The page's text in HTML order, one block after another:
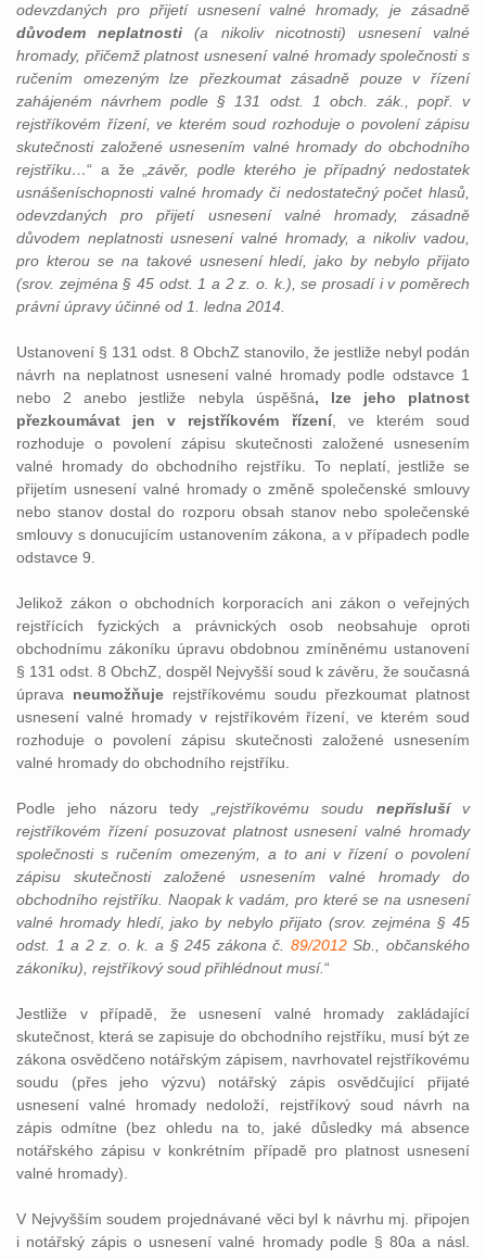
odevzdaných pro přijetí usnesení valné hromady, je zásadně
důvodem neplatnosti(a nikoliv nicotnosti) usnesení valné
hromady, přičemž platnost usnesení valné hromady společnosti s
ručením omezeným lze přezkoumat zásadně pouze v řízení
zahájeném návrhem podle § 131 odst. 1 obch. zák., popř. v
rejstříkovém řízení, ve kterém soud rozhoduje o povolení zápisu
skutečnosti založené usnesením valné hromady do obchodního
rejstříku…“ a že „závěr, podle kterého je případný nedostatek
usnášeníschopnosti valné hromady či nedostatečný počet hlasů,
odevzdaných pro přijetí usnesení valné hromady, zásadně
důvodem neplatnosti usnesení valné hromady, a nikoliv vadou,
pro kterou se na takové usnesení hledí, jako by nebylo přijato
(srov. zejména § 45 odst. 1 a 2 z. o. k.), se prosadí i v poměrech
právní úpravy účinné od 1. ledna 2014.
Ustanovení § 131 odst. 8 ObchZ stanovilo, že jestliže nebyl podán
návrh na neplatnost usnesení valné hromady podle odstavce 1
nebo 2 anebo jestliže nebyla úspěšná, lze jeho platnost
přezkoumávat jen v rejstříkovém řízení, ve kterém soud
rozhoduje o povolení zápisu skutečnosti založené usnesením
valné hromady do obchodního rejstříku. To neplatí, jestliže se
přijetím usnesení valné hromady o změně společenské smlouvy
nebo stanov dostal do rozporu obsah stanov nebo společenské
smlouvy s donucujícím ustanovením zákona, a v případech podle
odstavce 9.
Jelikož zákon o obchodních korporacích ani zákon o veřejných
rejstřících fyzických a právnických osob neobsahuje oproti
obchodnímu zákoníku úpravu obdobnou zmíněnému ustanovení
§ 131 odst. 8 ObchZ, dospěl Nejvyšší soud k závěru, že současná
úprava neumožňuje rejstříkovému soudu přezkoumat platnost
usnesení valné hromady v rejstříkovém řízení, ve kterém soud
rozhoduje o povolení zápisu skutečnosti založené usnesením
valné hromady do obchodního rejstříku.
Podle jeho názoru tedy „rejstříkovému soudu nepřísluší v
rejstříkovém řízení posuzovat platnost usnesení valné hromady
společnosti s ručením omezeným, a to ani v řízení o povolení
zápisu skutečnosti založené usnesením valné hromady do
obchodního rejstříku. Naopak k vadám, pro které se na usnesení
valné hromady hledí, jako by nebylo přijato (srov. zejména § 45
odst. 1 a 2 z. o. k. a § 245 zákona č. 89/2012Sb., občanského
zákoníku), rejstříkový soud přihlédnout musí.“
Jestliže v případě, že usnesení valné hromady zakládající
skutečnost, která se zapisuje do obchodního rejstříku, musí být ze
zákona osvědčeno notářským zápisem, navrhovatel rejstříkovému
soudu (přes jeho výzvu) notářský zápis osvědčující přijaté
usnesení valné hromady nedoloží, rejstříkový soud návrh na
zápis odmítne (bez ohledu na to, jaké důsledky má absence
notářského zápisu v konkrétním případě pro platnost usnesení
valné hromady).
V Nejvyšším soudem projednávané věci byl k návrhu mj. připojen
i notářský zápis o usnesení valné hromady podle § 80a a násl.